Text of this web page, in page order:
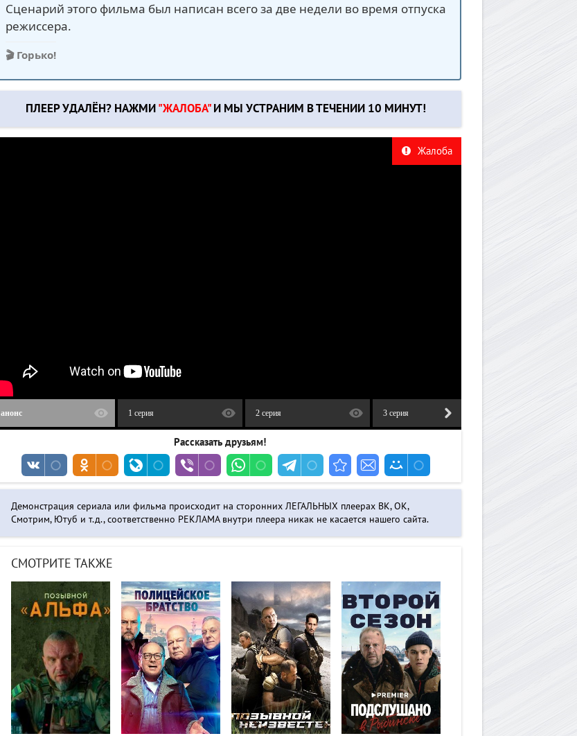
Сценарий этого фильма был написан всего за две недели во время отпуска
режиссера.
🎬 Горько!
ПЛЕЕР УДАЛЁН? НАЖМИ "ЖАЛОБА"И МЫ УСТРАНИМ В ТЕЧЕНИИ 10 МИНУТ!
анонс 1 серия 2 серия 3 серия
Жалоба
Рассказать друзьям!
Демонстрация сериала или фильма происходит на сторонних ЛЕГАЛЬНЫХ плеерах ВК, ОК,
Смотрим, Ютуб и т.д., соответственно РЕКЛАМА внутри плеера никак не касается нашего сайта.
СМОТРИТЕ ТАКЖЕ
> > > >